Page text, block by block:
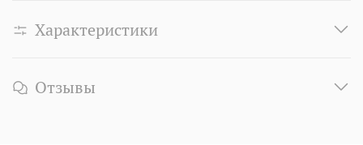
Характеристики
Отзывы